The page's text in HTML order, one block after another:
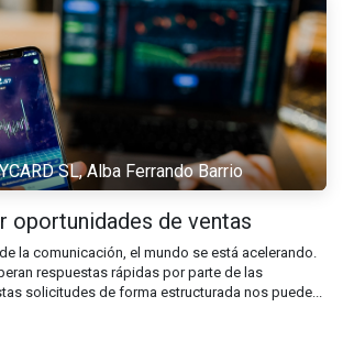
SL, Alba Ferrando Barrio
oportunidades de ventas
la comunicación, el mundo se está acelerando.
respuestas rápidas por parte de las
solicitudes de forma estructurada nos puede...